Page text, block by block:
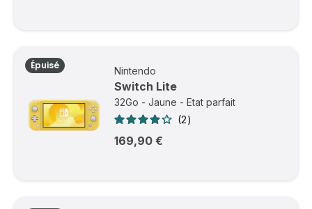
Épuisé Nintendo
Switch Lite
32Go - Jaune - Etat parfait
2
169,90 €